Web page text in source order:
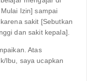
Izin] sampai
sakit [Sebutkan
dan sakit kepala].
Atas
Ibu, saya ucapkan